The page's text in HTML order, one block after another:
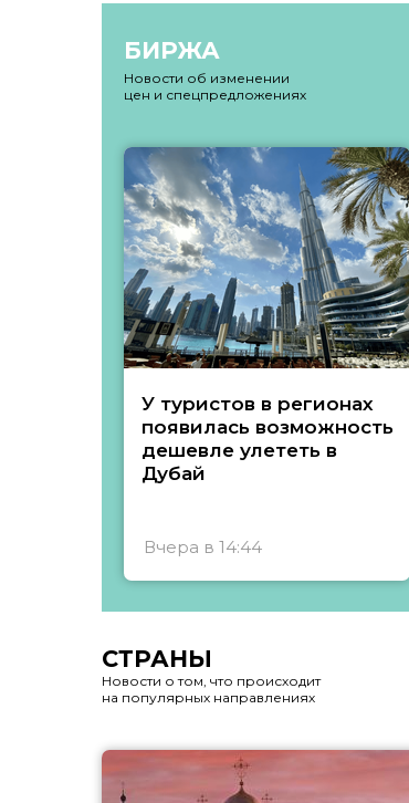
БИРЖА
Новости об изменении
цен и спецпредложениях
У туристов в регионах
появилась возможность
дешевле улететь в
Дубай
Вчера в 14:44
СТРАНЫ
Новости о том, что происходит
на популярных направлениях